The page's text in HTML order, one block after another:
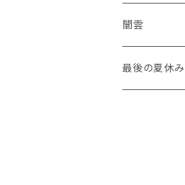
トップス
ランチェキ
アパレル
トップス
グッズ
闇雲
アパレル
最後の夏休み